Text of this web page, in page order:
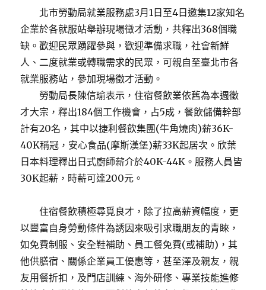
北市勞動局就業服務處3月1日至4日邀集12家知名
企業於各就服站舉辦現場徵才活動，共釋出368個職
缺。歡迎民眾踴躍參與，歡迎準備求職，社會新鮮
人、二度就業或轉職需求的民眾，可親自至臺北市各
就業服務站，參加現場徵才活動。
勞動局長陳信瑜表示，住宿餐飲業依舊為本週徵
才大宗，釋出184個工作機會，占5成，餐飲儲備幹部
計有20名，其中以捷利餐飲集團(牛角燒肉)薪36K-
40K稱冠，安心食品(摩斯漢堡)薪33K起居次。欣葉
日本料理釋出日式廚師薪介於40K-44K。服務人員皆
30K起薪，時薪可達200元。
住宿餐飲積極尋覓良才，除了拉高薪資幅度，更
以豐富自身勞動條件為誘因來吸引求職朋友的青睞，
如免費制服、安全鞋補助、員工餐免費(或補助)，其
他供膳宿、關係企業員工優惠等，甚至澤及親友，親
友用餐折扣，及門店訓練、海外研修、專業技能進修